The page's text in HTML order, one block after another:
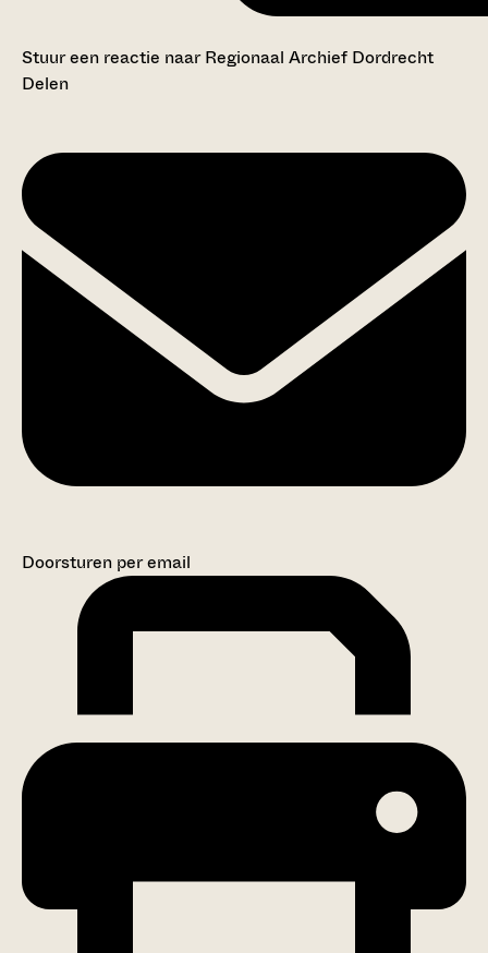
Stuur een reactie naar Regionaal Archief Dordrecht
Delen
Doorsturen per email